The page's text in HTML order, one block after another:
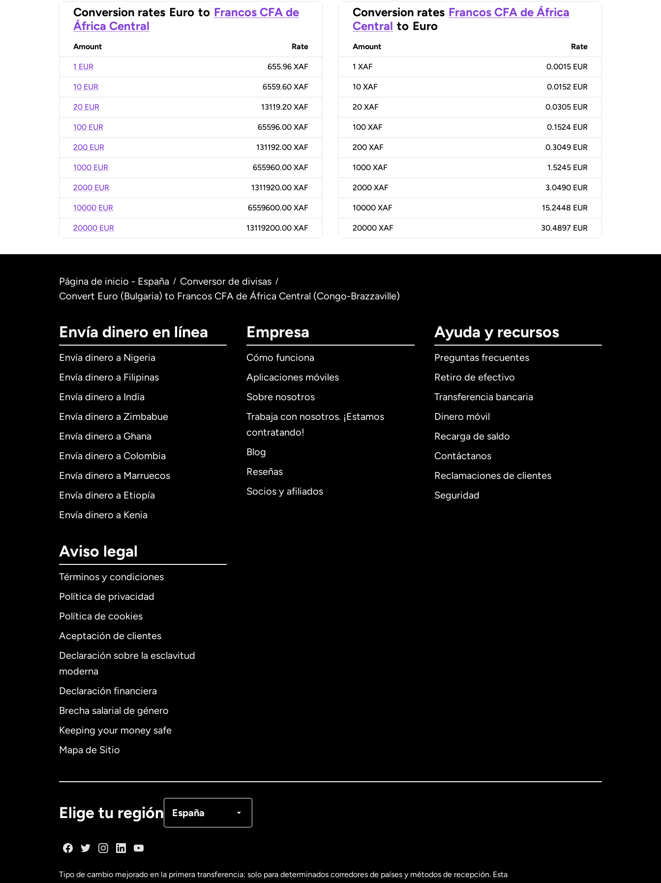
Conversion rates Euro to Francos CFA de
África Central
Amount Rate
1 EUR 655.96 XAF
10 EUR 6559.60 XAF
20 EUR 13119.20 XAF
100 EUR 65596.00 XAF
200 EUR 131192.00 XAF
1000 EUR 655960.00 XAF
2000 EUR 1311920.00 XAF
10000 EUR 6559600.00 XAF
20000 EUR 13119200.00 XAF
Conversion rates Francos CFA de África
Central to Euro
Amount Rate
1 XAF 0.0015 EUR
10 XAF 0.0152 EUR
20 XAF 0.0305 EUR
100 XAF 0.1524 EUR
200 XAF 0.3049 EUR
1000 XAF 1.5245 EUR
2000 XAF 3.0490 EUR
10000 XAF 15.2448 EUR
20000 XAF 30.4897 EUR
Página de inicio - España / Conversor de divisas /
Convert Euro (Bulgaria) to Francos CFA de África Central (Congo-Brazzaville)
Envía dinero en línea
Envía dinero a Nigeria
Envía dinero a Filipinas
Envía dinero a India
Envía dinero a Zimbabue
Envía dinero a Ghana
Envía dinero a Colombia
Envía dinero a Marruecos
Envía dinero a Etiopía
Envía dinero a Kenia
Empresa
Cómo funciona
Aplicaciones móviles
Sobre nosotros
Trabaja con nosotros. ¡Estamos
contratando!
Blog
Reseñas
Socios y afiliados
Ayuda y recursos
Preguntas frecuentes
Retiro de efectivo
Transferencia bancaria
Dinero móvil
Recarga de saldo
Contáctanos
Reclamaciones de clientes
Seguridad
Aviso legal
Términos y condiciones
Política de privacidad
Política de cookies
Aceptación de clientes
Declaración sobre la esclavitud
moderna
Declaración financiera
Brecha salarial de género
Keeping your money safe
Mapa de Sitio
Elige tu región España
Internacional
Alemania
Tipo de cambio mejorado en la primera transferencia: solo para determinados corredores de países y métodos de recepción. Esta